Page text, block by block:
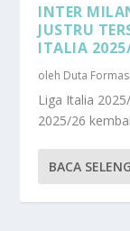
INTER
JUSTRU
ITALIA
oleh Duta
Liga Italia
2025/26
BACA